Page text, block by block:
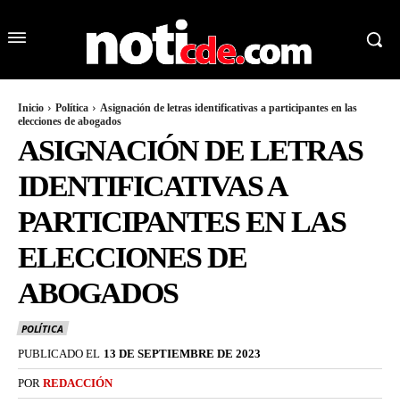
Inicio Política
Asignación de letras identificativas a participantes en las
elecciones de abogados
ASIGNACIÓN DE LETRAS
IDENTIFICATIVAS A
PARTICIPANTES EN LAS
ELECCIONES DE
ABOGADOS
POLÍTICA
PUBLICADO EL 13 DE SEPTIEMBRE DE 2023
POR REDACCIÓN